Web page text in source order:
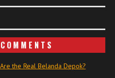
the Real Belanda Depok?